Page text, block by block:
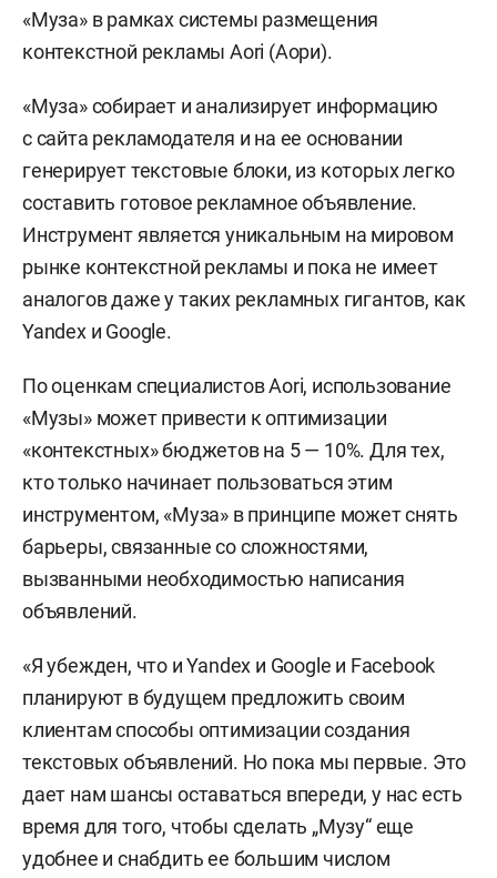
«Муза» в рамках системы размещения
контекстной рекламы Аori (Аори).
«Муза» собирает и анализирует информацию
с сайта рекламодателя и на ее основании
генерирует текстовые блоки, из которых легко
составить готовое рекламное объявление.
Инструмент является уникальным на мировом
рынке контекстной рекламы и пока не имеет
аналогов даже у таких рекламных гигантов, как
Yandex и Google.
По оценкам специалистов Aori, использование
«Музы» может привести к оптимизации
«контекстных» бюджетов на 5 — 10%. Для тех,
кто только начинает пользоваться этим
инструментом, «Муза» в принципе может снять
барьеры, связанные со сложностями,
вызванными необходимостью написания
объявлений.
«Я убежден, что и Yandex и Google и Facebook
планируют в будущем предложить своим
клиентам способы оптимизации создания
текстовых объявлений. Но пока мы первые. Это
дает нам шансы оставаться впереди, у нас есть
время для того, чтобы сделать „Музу“ еще
удобнее и снабдить ее большим числом